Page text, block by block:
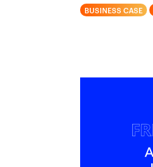
BUSINESS CASE